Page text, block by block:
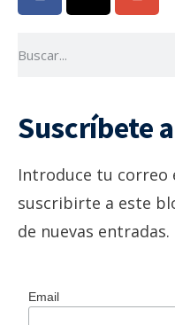
Suscríbete
Introduce tu correo
suscribirte a este
de nuevas entradas.
Email